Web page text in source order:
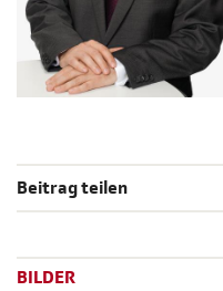
Beitrag teilen
BILDER